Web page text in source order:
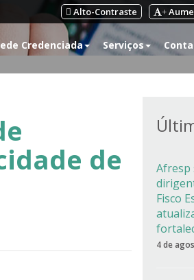
+
Alto-Contraste
Credenciada Serviços
de
Afresp
Fisco
4 de